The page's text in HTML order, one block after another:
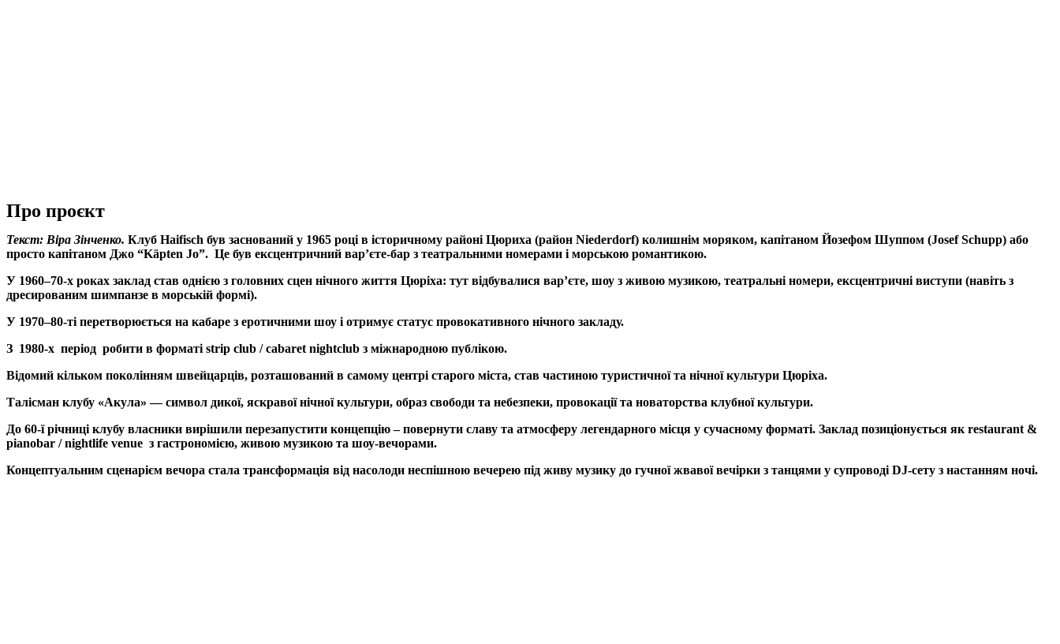
Про проєкт
Текст: Віра Зінченко. Клуб Haifisch був заснований у 1965 році в історичному районі Цюриха (район Niederdorf) колишнім моряком, капітаном Йозефом Шуппом (Josef Schupp) або
просто капітаном Джо “Käpten Jo”. Це був ексцентричний вар’єте-бар з театральними номерами і морською романтикою.
У 1960–70-х роках заклад став однією з головних сцен нічного життя Цюріха: тут відбувалися вар’єте, шоу з живою музикою, театральні номери, ексцентричні виступи (навіть з
дресированим шимпанзе в морській формі).
У 1970–80-ті перетворюється на кабаре з еротичними шоу і отримує статус провокативного нічного закладу.
З 1980-х період робити в форматі strip club / cabaret nightclub з міжнародною публікою.
Відомий кільком поколінням швейцарців, розташований в самому центрі старого міста, став частиною туристичної та нічної культури Цюріха.
Талісман клубу «Акула» — символ дикої, яскравої нічної культури, образ свободи та небезпеки, провокації та новаторства клубної культури.
До 60-ї річниці клубу власники вирішили перезапустити концепцію – повернути славу та атмосферу легендарного місця у сучасному форматі. Заклад позиціонується як restaurant &
pianobar / nightlife venue з гастрономією, живою музикою та шоу-вечорами.
Концептуальним сценарієм вечора стала трансформація від насолоди неспішною вечерею під живу музику до гучної жвавої вечірки з танцями у супроводі DJ-сету з настанням ночі.